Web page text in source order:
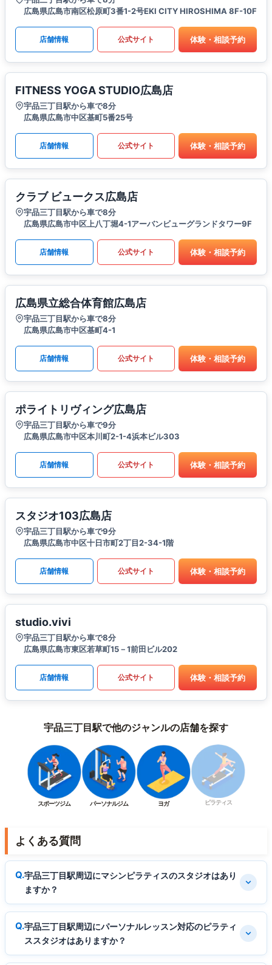
広島県広島市南区松原町3番1-2号EKI CITY HIROSHIMA 8F-10F
店舗情報 公式サイト 体験・相談予約
FITNESS YOGA STUDIO広島店
宇品三丁目駅から車で8分
広島県広島市中区基町5番25号
店舗情報 公式サイト 体験・相談予約
クラブ ビュークス広島店
宇品三丁目駅から車で8分
広島県広島市中区上八丁堀4-1アーバンビューグランドタワー9F
店舗情報 公式サイト 体験・相談予約
広島県立総合体育館広島店
宇品三丁目駅から車で8分
広島県広島市中区基町4-1
店舗情報 公式サイト 体験・相談予約
ポライトリヴィング広島店
宇品三丁目駅から車で9分
広島県広島市中区本川町2-1-4浜本ビル303
店舗情報 公式サイト 体験・相談予約
スタジオ103広島店
宇品三丁目駅から車で9分
広島県広島市中区十日市町2丁目2-34-1階
店舗情報 公式サイト 体験・相談予約
studio.vivi
宇品三丁目駅から車で8分
広島県広島市東区若草町15－1前田ビル202
店舗情報 公式サイト 体験・相談予約
宇品三丁目駅で他のジャンルの店舗を探す
スポーツジム パーソナルジム ヨガ ピラティス
よくある質問
宇品三丁目駅周辺にマシンピラティスのスタジオはあり
ますか？
宇品三丁目駅周辺にパーソナルレッスン対応のピラティ
ススタジオはありますか？